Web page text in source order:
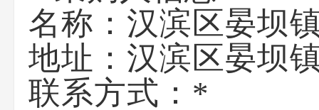
名称： 汉滨区晏坝
地址： 汉滨区晏坝
联系方式： *